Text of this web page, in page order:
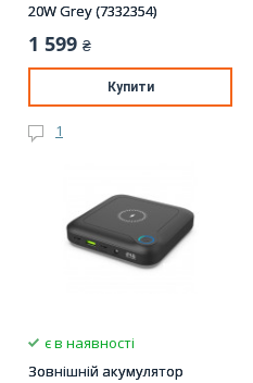
20W Grey (7332354)
1 599 ₴
Купити
1
є в наявності
Зовнішній акумулятор